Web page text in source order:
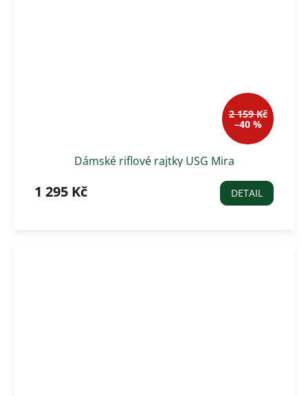
2 159 Kč
–40 %
Dámské riflové rajtky USG Mira
1 295 Kč DETAIL